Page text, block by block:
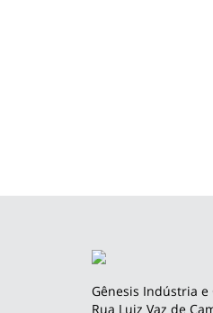
Gênesis Indústria e
Rua Luiz Vaz de